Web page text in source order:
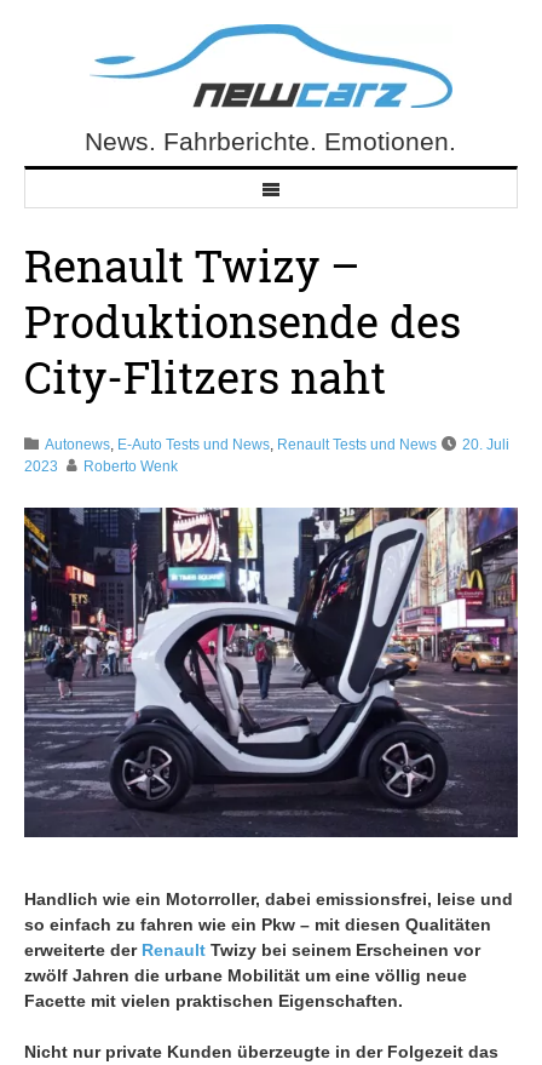
NewCarz.deNews. Fahrberichte. Emotionen.
Renault Twizy –
Produktionsende des
City-Flitzers naht
Autonews, E-Auto Tests und News, Renault Tests und News
20. Juli
2023
Roberto Wenk
Handlich wie ein Motorroller, dabei emissionsfrei, leise und
so einfach zu fahren wie ein Pkw – mit diesen Qualitäten
erweiterte der Renault Twizy bei seinem Erscheinen vor
zwölf Jahren die urbane Mobilität um eine völlig neue
Facette mit vielen praktischen Eigenschaften.
Nicht nur private Kunden überzeugte in der Folgezeit das